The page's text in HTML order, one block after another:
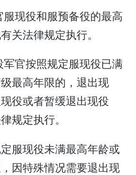
现役和服预备役的最高
关法律规定执行。
官按照规定服现役已满
最高年限的，退出现
役或者暂缓退出现役
规定执行。
服现役未满最高年龄或
因特殊情况需要退出现